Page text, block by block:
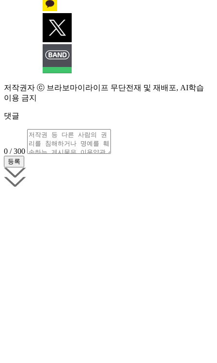
저작권자 ⓒ 브라보마이라이프 무단전재 및 재배포, AI학습
이용 금지
댓글
0 / 300